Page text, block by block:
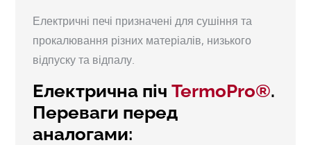
Електричні печі призначені для сушіння та
прокалювання різних матеріалів, низького
відпуску та відпалу.
Електрична пічTermoPro®.
Переваги перед
аналогами: